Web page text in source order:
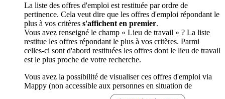
La liste des offres d'emploi est restituée par ordre de
pertinence. Cela veut dire que les offres d'emploi répondant le
plus à vos critères s'affichent en premier.
Vous avez renseigné le champ « Lieu de travail » ? La liste
restitue les offres répondant le plus à vos critères. Parmi
celles-ci sont d'abord restituées les offres dont le lieu de travail
est le plus proche de votre recherche.
Vous avez la possibilité de visualiser ces offres d'emploi via
Mappy (non accessible aux personnes en situation de